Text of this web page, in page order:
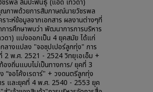
รพล ลิมปะพันธุ์ (แอ๊ด เทวดา)
ภาพด้วยการสัมภาษณ์นายวัชรพล
าะห์ข้อมูลจากเอกสาร ผลงานต่างๆที่
ารศึกษาพบว่า พัฒนาการการบริหาร
ดา) แบ่งออกเป็น 4 ยุคสมัย ได้แก่
างแปลง "จอซุปเปอร์ลูกทุ่ง" การ
2 พ.ศ. 2521 - 2524 วิทยุเอเอ็ม +
องถิ่นแบบไม่เป็นทางการ/ ยุคที่ 3
จอโค้งเรดาร์" + วงดนตรีลูกทุ่ง
ร และยุคที่ 4 พ.ศ. 2540 - 2553 ยุค